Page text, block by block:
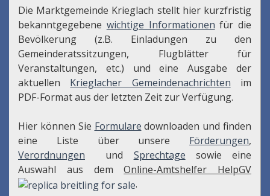
Die Marktgemeinde Krieglach stellt hier kurzfristig
bekanntgegebene wichtige Informationen für die
Bevölkerung (z.B. Einladungen zu den
Gemeinderatssitzungen, Flugblätter für
Veranstaltungen, etc.) und eine Ausgabe der
aktuellen Krieglacher Gemeindenachrichten im
PDF-Format aus der letzten Zeit zur Verfügung.
Hier können Sie Formulare downloaden und finden
eine Liste über unsere Förderungen,
Verordnungen und Sprechtage
sowie eine
Auswahl aus demOnline-Amtshelfer HelpGV
.